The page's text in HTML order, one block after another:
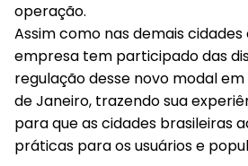
operação.
Assim como nas demais cidades
empresa tem participado das
regulação desse novo modal em
de Janeiro, trazendo sua
para que as cidades brasileiras
práticas para os usuários e